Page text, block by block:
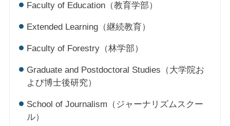
Faculty of Education（教育学部）
Extended Learning（継続教育）
Faculty of Forestry（林学部）
Graduate and Postdoctoral Studies（大学院お
よび博士後研究）
School of Journalism（ジャーナリズムスクー
ル）